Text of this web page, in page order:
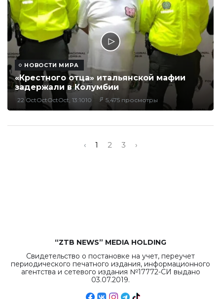
НОВОСТИ МИРА
«Крестного отца» итальянской мафии
задержали в Колумбии
22 OctOctOctOct, 13:1010 5,475 просмотры
‹ 1 2 3 ›
“ZTB NEWS” MEDIA HOLDING
Свидетельство о постановке на учет, переучет
периодического печатного издания, информационного
агентства и сетевого издания №17772-СИ выдано
03.07.2019.